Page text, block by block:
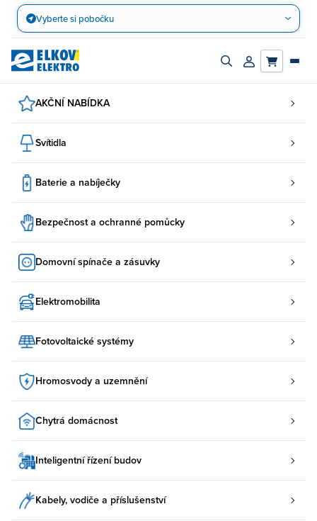
Přejít
obsah
Vyberte si pobočku
Zapnout/vypnout
Přihlásit/
AKČNÍ NABÍDKA
Svítidla
Baterie a nabíječky
Bezpečnost a ochranné pomůcky
Domovní spínače a zásuvky
Elektromobilita
Fotovoltaické systémy
Hromosvody a uzemnění
Chytrá domácnost
Inteligentní řízení budov
Kabely, vodiče a příslušenství